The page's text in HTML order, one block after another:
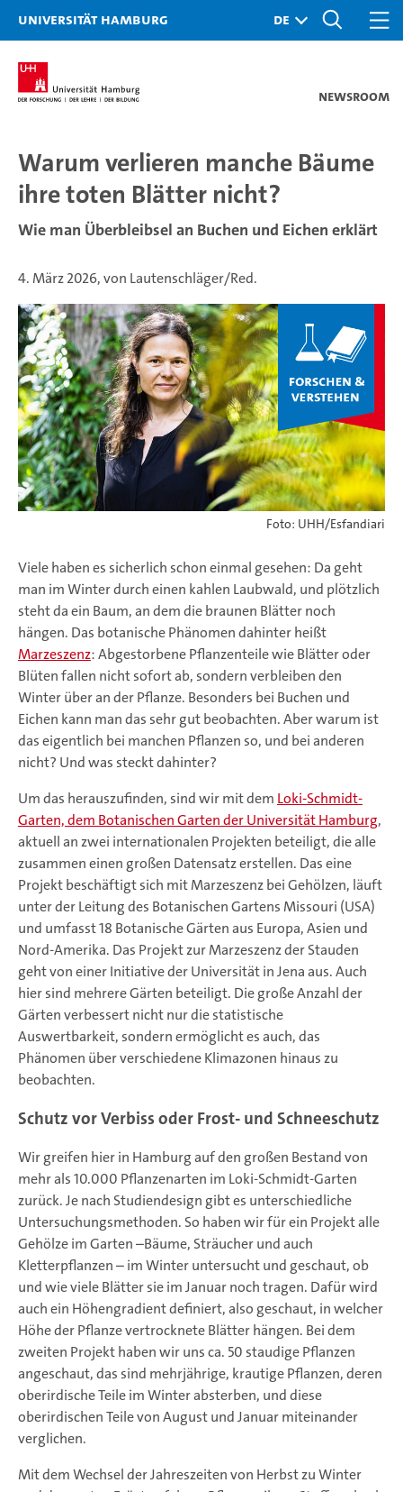
Universität Hamburg
Newsroom
Warum verlieren manche Bäume
ihre toten Blätter nicht?
Wie man Überbleibsel an Buchen und Eichen erklärt
4. März 2026, von Lautenschläger/Red.
Foto: UHH/Esfandiari
Viele haben es sicherlich schon einmal gesehen: Da geht
man im Winter durch einen kahlen Laubwald, und plötzlich
steht da ein Baum, an dem die braunen Blätter noch
hängen. Das botanische Phänomen dahinter heißt
Marzeszenz: Abgestorbene Pflanzenteile wie Blätter oder
Blüten fallen nicht sofort ab, sondern verbleiben den
Winter über an der Pflanze. Besonders bei Buchen und
Eichen kann man das sehr gut beobachten. Aber warum ist
das eigentlich bei manchen Pflanzen so, und bei anderen
nicht? Und was steckt dahinter?
Um das herauszufinden, sind wir mit dem Loki-Schmidt-
Garten, dem Botanischen Garten der Universität Hamburg,
aktuell an zwei internationalen Projekten beteiligt, die alle
zusammen einen großen Datensatz erstellen. Das eine
Projekt beschäftigt sich mit Marzeszenz bei Gehölzen, läuft
unter der Leitung des Botanischen Gartens Missouri (USA)
und umfasst 18 Botanische Gärten aus Europa, Asien und
Nord-Amerika. Das Projekt zur Marzeszenz der Stauden
geht von einer Initiative der Universität in Jena aus. Auch
hier sind mehrere Gärten beteiligt. Die große Anzahl der
Gärten verbessert nicht nur die statistische
Auswertbarkeit, sondern ermöglicht es auch, das
Phänomen über verschiedene Klimazonen hinaus zu
beobachten.
Schutz vor Verbiss oder Frost- und Schneeschutz
Wir greifen hier in Hamburg auf den großen Bestand von
mehr als 10.000 Pflanzenarten im Loki-Schmidt-Garten
zurück. Je nach Studiendesign gibt es unterschiedliche
Untersuchungsmethoden. So haben wir für ein Projekt alle
Gehölze im Garten –Bäume, Sträucher und auch
Kletterpflanzen – im Winter untersucht und geschaut, ob
und wie viele Blätter sie im Januar noch tragen. Dafür wird
auch ein Höhengradient definiert, also geschaut, in welcher
Höhe der Pflanze vertrocknete Blätter hängen. Bei dem
zweiten Projekt haben wir uns ca. 50 staudige Pflanzen
angeschaut, das sind mehrjährige, krautige Pflanzen, deren
oberirdische Teile im Winter absterben, und diese
oberirdischen Teile von August und Januar miteinander
verglichen.
Mit dem Wechsel der Jahreszeiten von Herbst zu Winter